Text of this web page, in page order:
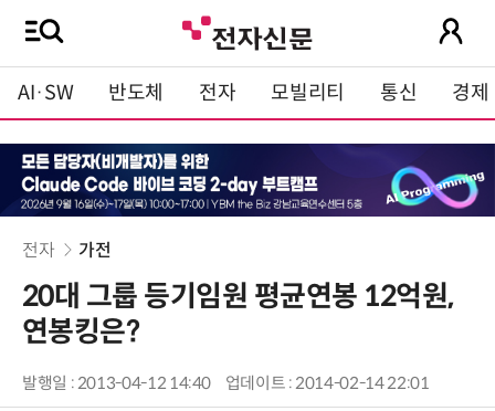
AI·SW 반도체 전자 모빌리티 통신 경제
전자 가전
20대 그룹 등기임원 평균연봉 12억원,
연봉킹은?
발행일 : 2013-04-12 14:40 업데이트 : 2014-02-14 22:01